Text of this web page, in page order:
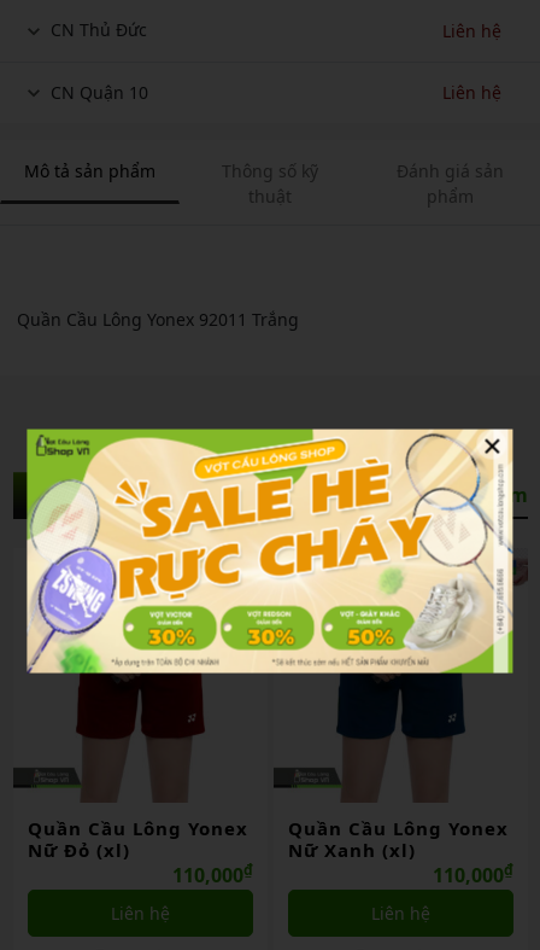
CN Thủ Đức Liên hệ
CN Quận 10 Liên hệ
Mô tả sản phẩm
Thông số kỹ
thuật
Đánh giá sản
phẩm
Quần Cầu Lông Yonex 92011 Trắng
Sản Phẩm Liên Quan Xem thêm
Quần Cầu Lông Yonex
Nữ Đỏ (xl)
110,000₫
Liên hệ
Quần Cầu Lông Yonex
Nữ Xanh (xl)
110,000₫
Liên hệ
×